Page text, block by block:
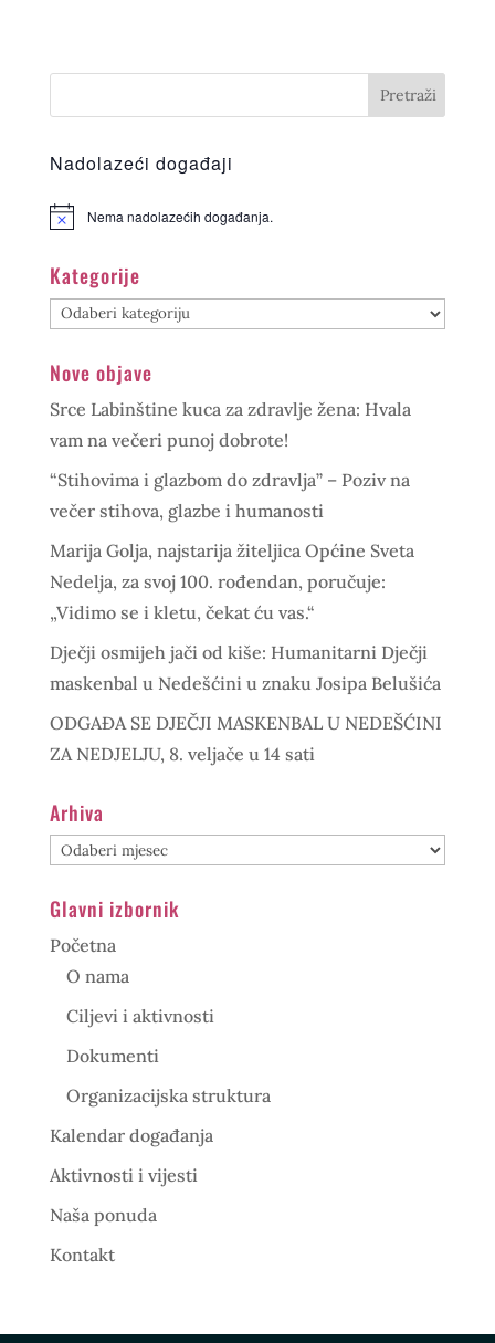
Nadolazeći događaji
Nema nadolazećih događanja.
Kategorije
Kategorije
Nove objave
Srce Labinštine kuca za zdravlje žena: Hvala
vam na večeri punoj dobrote!
“Stihovima i glazbom do zdravlja” – Poziv na
večer stihova, glazbe i humanosti
Marija Golja, najstarija žiteljica Općine Sveta
Nedelja, za svoj 100. rođendan, poručuje:
„Vidimo se i kletu, čekat ću vas.“
Dječji osmijeh jači od kiše: Humanitarni Dječji
maskenbal u Nedešćini u znaku Josipa Belušića
ODGAĐA SE DJEČJI MASKENBAL U NEDEŠĆINI
ZA NEDJELJU, 8. veljače u 14 sati
Arhiva
Arhiva
Glavni izbornik
Početna
O nama
Ciljevi i aktivnosti
Dokumenti
Organizacijska struktura
Kalendar događanja
Aktivnosti i vijesti
Naša ponuda
Kontakt